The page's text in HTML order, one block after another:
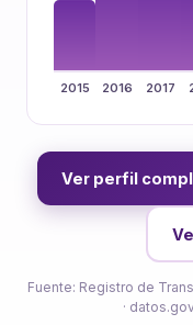
2015 2016 2017
Ver perfil
Fuente: Registro de
·